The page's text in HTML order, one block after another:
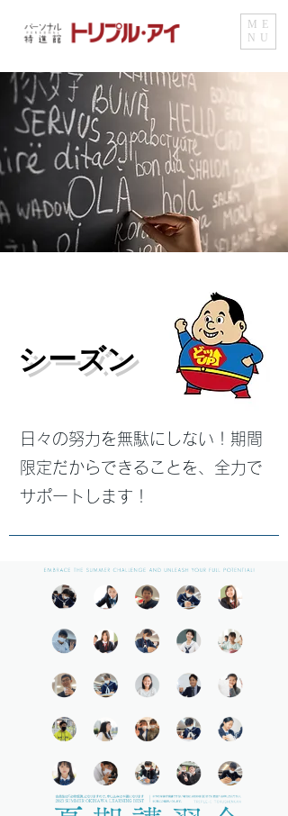
ME
NU
シーズン
日々の努力を無駄にしない！期間
限定だからできることを、全力で
サポートします！